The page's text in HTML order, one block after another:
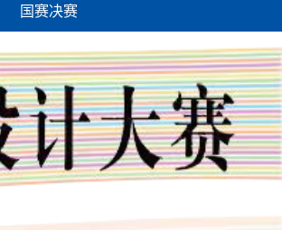
国赛决赛